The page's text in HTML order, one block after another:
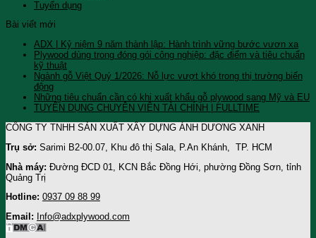
Tuyển dụng
Bài viết mới
ADX | Kỷ niệm 9 năm thành lập: Hành trình vững bước vươn xa
Plywood dùng trong đóng gói công nghiệp: đặc điểm và tiêu chuẩn
kỹ thuật
Ngành gỗ Việt Quý 1/2026: Nỗ lực vượt khó trong thị trường biến
động
Những tiêu chuẩn cần có khi xuất khẩu gỗ plywood sang Mỹ và EU
TUYỂN DỤNG CHUYÊN VIÊN TÀI CHÍNH | FULLTIME
CÔNG TY TNHH SẢN XUẤT XÂY DỰNG ÁNH DƯƠNG XANH
Trụ sở: Sarimi B2-00.07, Khu đô thị Sala, P.An Khánh, TP. HCM
Nhà máy: Đường ĐCD 01, KCN Bắc Đồng Hới, phường Đồng Sơn, tỉnh
Quảng Trị
Hotline: 0937 09 88 99
Email: Info@adxplywood.com